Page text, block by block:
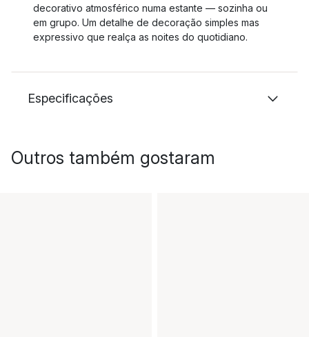
decorativo atmosférico numa estante — sozinha ou
em grupo. Um detalhe de decoração simples mas
expressivo que realça as noites do quotidiano.
Especificações
Outros também gostaram